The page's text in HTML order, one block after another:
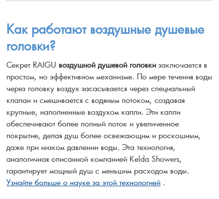
Как работают воздушные душевые
головки?
Секрет RAIGU воздушной душевой головки заключается в
простом, но эффективном механизме. По мере течения воды
через головку воздух засасывается через специальный
клапан и смешивается с водяным потоком, создавая
крупные, наполненные воздухом капли. Эти капли
обеспечивают более полный поток и увеличенное
покрытие, делая душ более освежающим и роскошным,
даже при низком давлении воды. Эта технология,
аналогичная описанной компанией Kelda Showers,
гарантирует мощный душ с меньшим расходом воды.
Узнайте больше о науке за этой технологией .